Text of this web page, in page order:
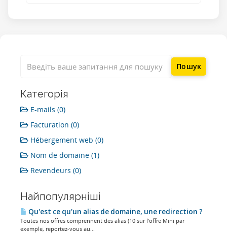
Категорія
E-mails (0)
Facturation (0)
Hébergement web (0)
Nom de domaine (1)
Revendeurs (0)
Найпопулярніші
Qu'est ce qu'un alias de domaine, une redirection ?
Toutes nos offres comprennent des alias (10 sur l'offre Mini par
exemple, reportez-vous au...